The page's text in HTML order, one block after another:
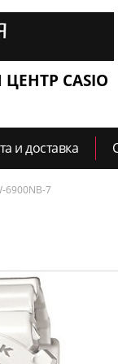
CASIO
и доставка
6900NB-7